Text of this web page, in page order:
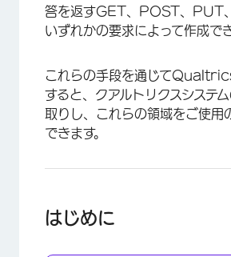
答を返すGET、POST、PUT
いずれかの要求によって作成でき
これらの手段を通じて
すると、クアルトリクスシステ
取りし、これらの領域をご使
できます。
はじめに